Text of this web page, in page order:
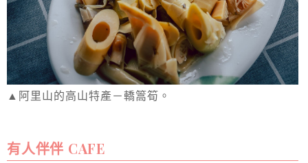
▲阿里山的高山特產－轎篙筍。
有人伴伴 CAFE